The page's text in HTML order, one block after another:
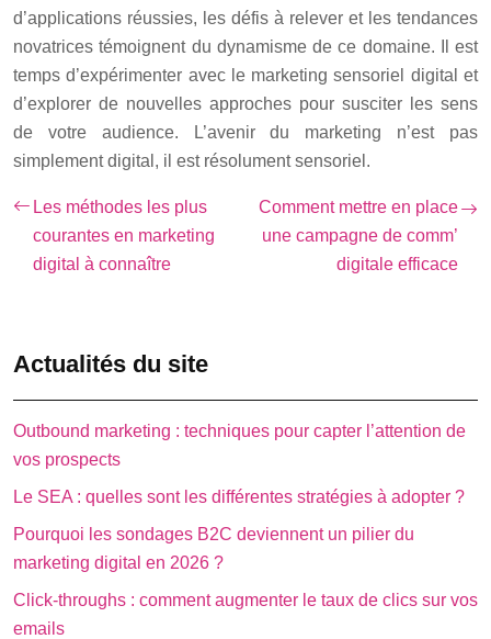
d’applications réussies, les défis à relever et les tendances
novatrices témoignent du dynamisme de ce domaine. Il est
temps d’expérimenter avec le marketing sensoriel digital et
d’explorer de nouvelles approches pour susciter les sens
de votre audience. L’avenir du marketing n’est pas
simplement digital, il est résolument sensoriel.
Les méthodes les plus
courantes en marketing
digital à connaître
Comment mettre en place
une campagne de comm’
digitale efficace
Actualités du site
Outbound marketing : techniques pour capter l’attention de
vos prospects
Le SEA : quelles sont les différentes stratégies à adopter ?
Pourquoi les sondages B2C deviennent un pilier du
marketing digital en 2026 ?
Click-throughs : comment augmenter le taux de clics sur vos
emails